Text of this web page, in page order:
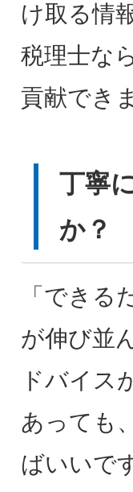
け取る情
税理士な
貢献でき
丁寧
か？
「できる
が伸び並
ドバイス
あっても
ばいいで